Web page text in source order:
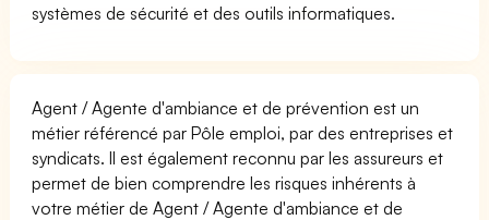
systèmes de sécurité et des outils informatiques.
Agent / Agente d'ambiance et de prévention est un
métier référencé par Pôle emploi, par des entreprises et
syndicats. Il est également reconnu par les assureurs et
permet de bien comprendre les risques inhérents à
votre métier de Agent / Agente d'ambiance et de